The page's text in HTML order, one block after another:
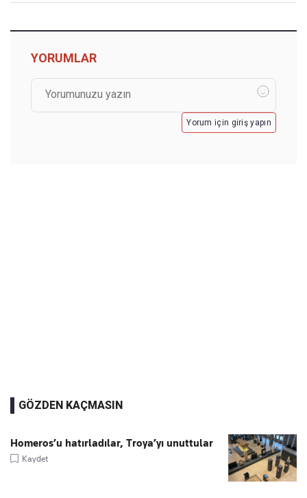
YORUMLAR
Yorum için giriş yapın
GÖZDEN KAÇMASIN
Homeros’u hatırladılar, Troya’yı unuttular
Kaydet